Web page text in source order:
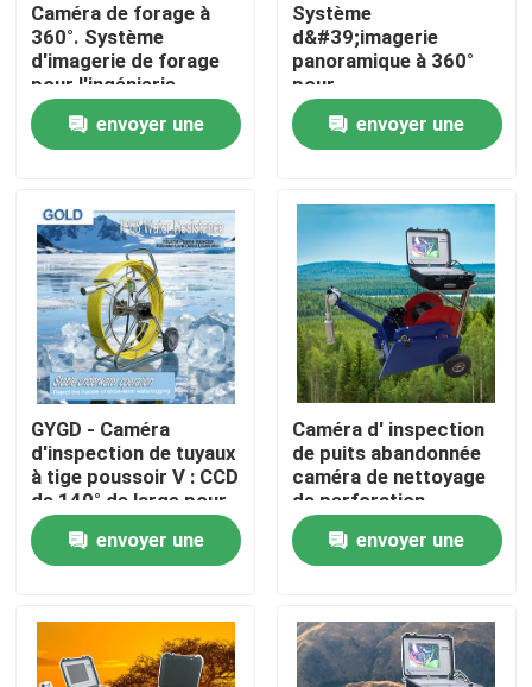
Produits
A propos de nous
Visite d'usine
Contrôle de la qualité
Contact
Demande de soumission
Instrument géophysique d'exploration
Diagraphie géophysique
Caméra de forage à
360°. Système
d'imagerie de forage
pour l'ingénierie
géologique,
l'hydrogéologie,
l'exploitation minière
puits.
envoyer une
Système
d&#39;imagerie
panoramique à 360°
pour
l&#39;exploration
géologique,
l&#39;inspection des
l&#39;étude minière
envoyer une
GYGD - Caméra
d'inspection de tuyaux
à tige poussoir V : CCD
de 140° de large pour
les tuyaux de drainage
municipauxenvoyer une
Caméra d' inspection
de puits abandonnée
caméra de nettoyage
de perforation
envoyer une